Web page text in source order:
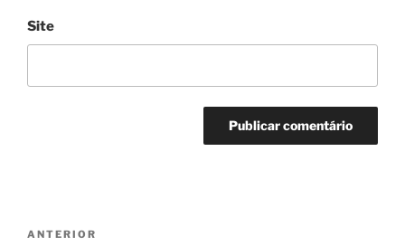
Site
Navegação
Post
ANTERIOR